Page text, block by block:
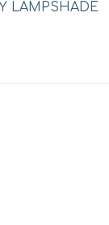
LAMPSHADE